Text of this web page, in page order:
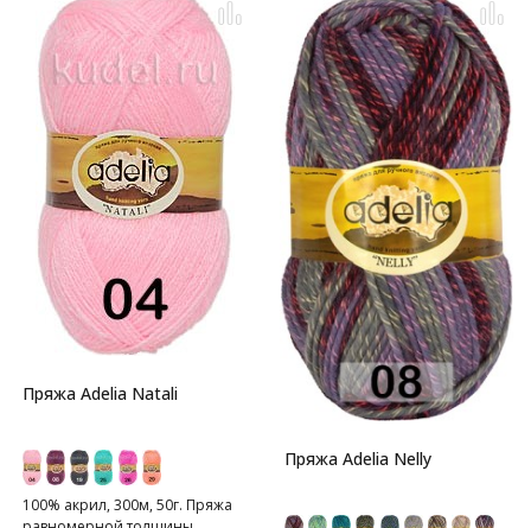
Пряжа Adelia Natali
100% акрил, 300м, 50г. Пряжа
Пряжа Adelia Nelly